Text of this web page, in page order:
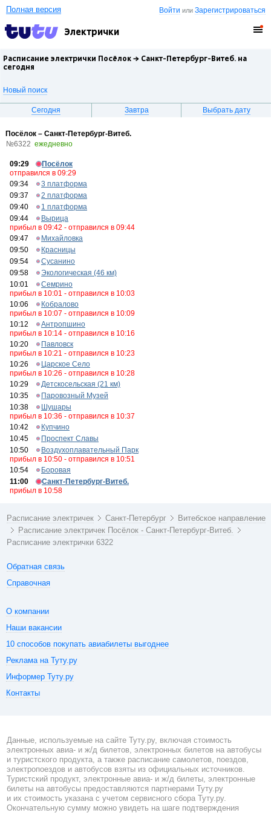
Войти илиЗарегистрироваться
Полная версия
Электрички
Расписание электрички Посёлок → Санкт-Петербург-Витеб. на
сегодня
Новый поиск
Сегодня Завтра Выбрать дату
Посёлок – Санкт-Петербург-Витеб.
№6322 ежедневно
09:29
Посёлок
отправился в 09:29
09:34
3 платформа
09:37
2 платформа
09:40
1 платформа
09:44
Вырица
прибыл в 09:42 - отправился в 09:44
09:47
Михайловка
09:50
Красницы
09:54
Сусанино
09:58
Экологическая (46 км)
10:01
Семрино
прибыл в 10:01 - отправился в 10:03
10:06
Кобралово
прибыл в 10:07 - отправился в 10:09
10:12
Антропшино
прибыл в 10:14 - отправился в 10:16
10:20
Павловск
прибыл в 10:21 - отправился в 10:23
10:26
Царское Село
прибыл в 10:26 - отправился в 10:28
10:29
Детскосельская (21 км)
10:35
Паровозный Музей
10:38
Шушары
прибыл в 10:36 - отправился в 10:37
10:42
Купчино
10:45
Проспект Славы
10:50
Воздухоплавательный Парк
прибыл в 10:50 - отправился в 10:51
10:54
Боровая
11:00
Санкт-Петербург-Витеб.
прибыл в 10:58
Расписание электричек Санкт-Петербург
Витебское направление
Расписание электричек Посёлок - Санкт-Петербург-Витеб.
Расписание электрички 6322
Обратная связь
Справочная
О компании
Наши вакансии
10 способов покупать авиабилеты выгоднее
Реклама на Туту.ру
Информер Туту.ру
Контакты
Данные, используемые на сайте Туту.ру, включая стоимость
электронных авиа- и ж/д билетов, электронных билетов на автобусы
и туристского продукта, а также расписание самолетов, поездов,
электропоездов и автобусов взяты из официальных источников.
Туристский продукт, электронные авиа- и ж/д билеты, электронные
билеты на автобусы предоставляются партнерами Туту.ру
и их стоимость указана с учетом сервисного сбора Туту.ру.
Окончательную сумму можно увидеть на шаге подтверждения